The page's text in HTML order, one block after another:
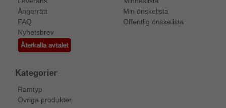
Ångerrätt
FAQ
Nyhetsbrev
Återkalla avtalet
Min önskelista
Offentlig önskelista
Kategorier
Ramtyp
Övriga produkter